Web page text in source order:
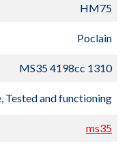
HM75
Poclain
MS35 4198cc 1310
Tested and functioning
ms35